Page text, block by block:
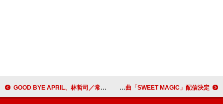
GOOD BYE APRIL、林哲司／常田真太郎（スキマスイッチ）らプロデュース曲収録のAL『HOW UNIQUE!』トレーラー公開 LiSA、GLIM SPANKYが楽曲提供した新曲「SWEET MAGIC」配信決定